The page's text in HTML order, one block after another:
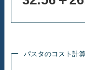
パスタのコスト計